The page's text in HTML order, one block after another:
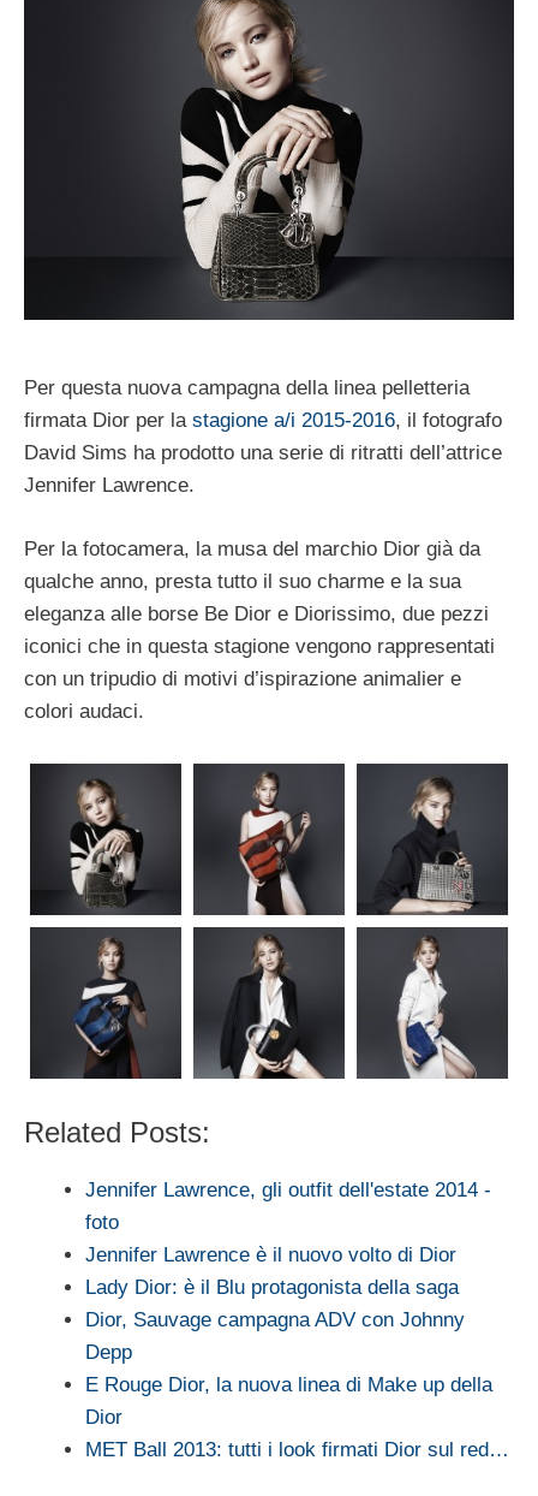
Per questa nuova campagna della linea pelletteria
firmata Dior per la stagione a/i 2015-2016, il fotografo
David Sims ha prodotto una serie di ritratti dell’attrice
Jennifer Lawrence.
Per la fotocamera, la musa del marchio Dior già da
qualche anno, presta tutto il suo charme e la sua
eleganza alle borse Be Dior e Diorissimo, due pezzi
iconici che in questa stagione vengono rappresentati
con un tripudio di motivi d’ispirazione animalier e
colori audaci.
Related Posts:
Jennifer Lawrence, gli outfit dell'estate 2014 -
foto
Jennifer Lawrence è il nuovo volto di Dior
Lady Dior: è il Blu protagonista della saga
Dior, Sauvage campagna ADV con Johnny
Depp
E Rouge Dior, la nuova linea di Make up della
Dior
MET Ball 2013: tutti i look firmati Dior sul red…